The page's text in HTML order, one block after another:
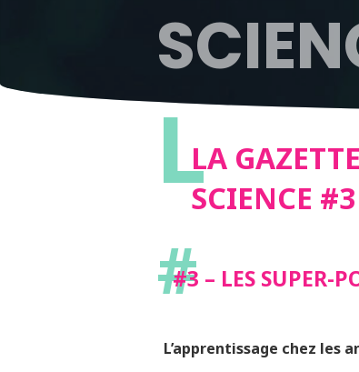
LLA
SCIENCE #3
#
#3 – LES SUPER-
L’apprentissage chez les